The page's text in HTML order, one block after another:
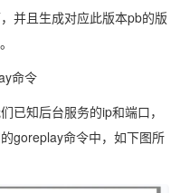
并且生成对应此版本pb的版
命令
已知后台服务的ip和端口，
goreplay命令中，如下图所